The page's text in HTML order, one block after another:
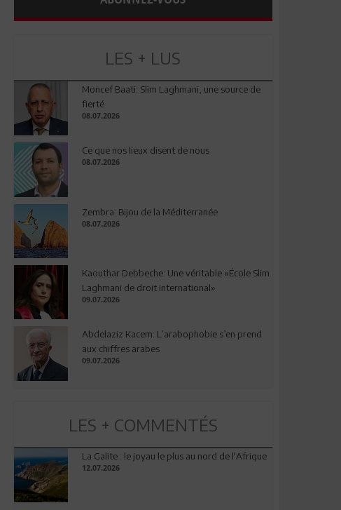
LES + LUS
Moncef Baati: Slim Laghmani, une source de
fierté
08.07.2026
Ce que nos lieux disent de nous
08.07.2026
Zembra: Bijou de la Méditerranée
08.07.2026
Kaouthar Debbeche: Une véritable «École Slim
Laghmani de droit international»
09.07.2026
Abdelaziz Kacem: L’arabophobie s’en prend
aux chiffres arabes
09.07.2026
LES + COMMENTÉS
La Galite : le joyau le plus au nord de l'Afrique
12.07.2026